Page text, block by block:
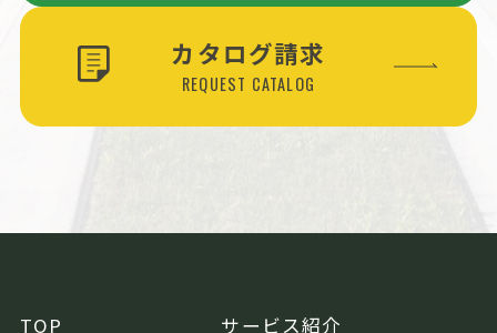
カタログ請求
REQUEST CATALOG
TOP
サービス紹介